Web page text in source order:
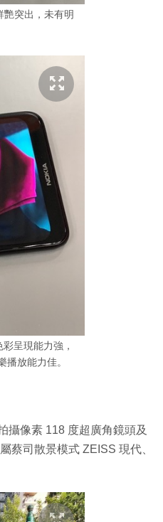
突出，未有明
呈現能力強，
播放能力佳。
攝像素 118 度超廣角鏡頭及
蔡司散景模式 ZEISS 現代、